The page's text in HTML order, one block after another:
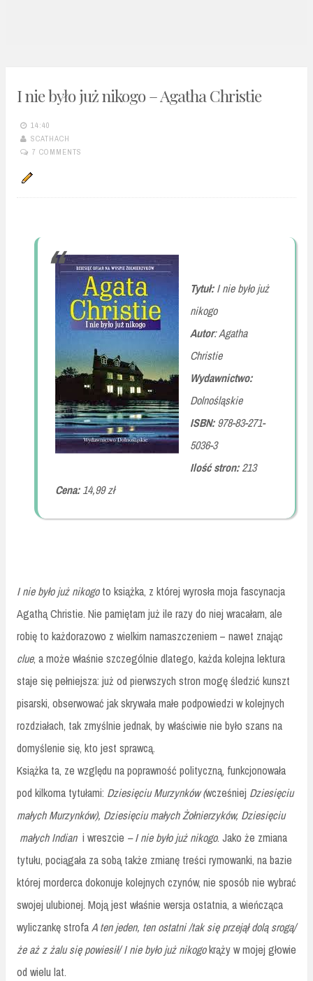
I nie było już nikogo – Agatha Christie
14:40
SCATHACH
7 COMMENTS
Tytuł:I nie było już
nikogo
Autor: Agatha
Christie
Wydawnictwo:
Dolnośląskie
ISBN:978-83-271-
5036-3
Ilość stron:213
Cena:14,99 zł
I nie było już nikogoto książka, z której wyrosła moja fascynacja
Agathą Christie. Nie pamiętam już ile razy do niej wracałam, ale
robię to każdorazowo z wielkim namaszczeniem – nawet znając
clue, a może właśnie szczególnie dlatego, każda kolejna lektura
staje się pełniejsza: już od pierwszych stron mogę śledzić kunszt
pisarski, obserwować jak skrywała małe podpowiedzi w kolejnych
rozdziałach, tak zmyślnie jednak, by właściwie nie było szans na
domyślenie się, kto jest sprawcą.
Książka ta, ze względu na poprawność polityczną, funkcjonowała
pod kilkoma tytułami: Dziesięciu Murzynków (wcześniej Dziesięciu
małych Murzynków), Dziesięciu małych Żołnierzyków, Dziesięciu
małych Indian i wreszcie – I nie było już nikogo. Jako że zmiana
tytułu, pociągała za sobą także zmianę treści rymowanki, na bazie
której morderca dokonuje kolejnych czynów, nie sposób nie wybrać
swojej ulubionej. Moją jest właśnie wersja ostatnia, a wieńcząca
wyliczankę strofaA ten jeden, ten ostatni /tak się przejął dolą srogą/
że aż z żalu się powiesił/ I nie było już nikogokrąży w mojej głowie
od wielu lat.